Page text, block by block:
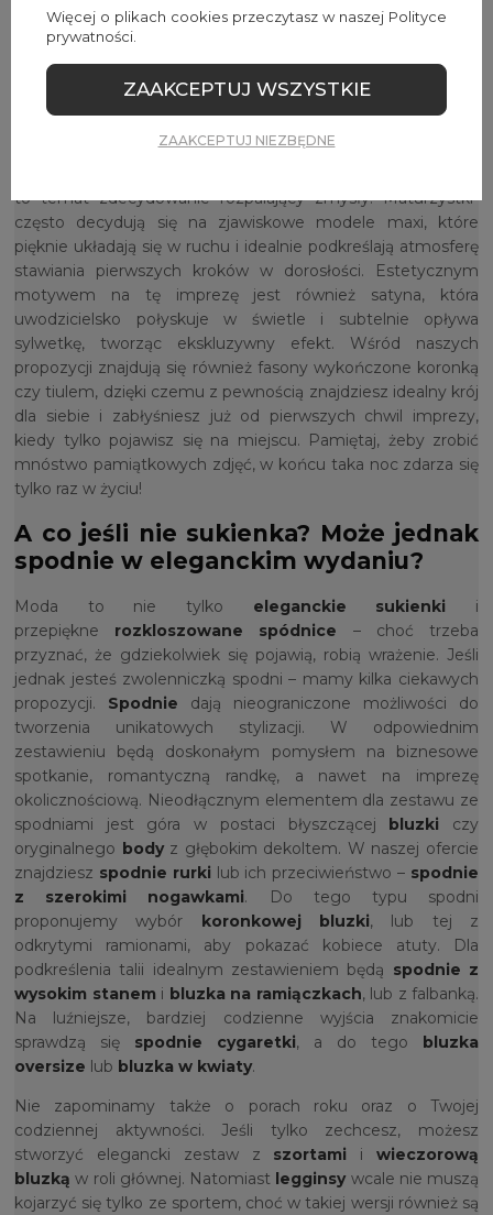
cekinowe modele kuszą zjawiskowym blaskiem i z
pewnością uświetnią tę jedną z najbardziej magicznych nocy
w roku, pełną tańca, szampana i zabawy do rana.
Intuicyjne skojarzenie z pierwszym i najważniejszym balem
niesamowicie wysoki poziom ekscytacji podczas
to temat zdecydowanie rozpalający zmysły. Maturzystki
często decydują się na zjawiskowe modele maxi, które
pięknie układają się w ruchu i idealnie podkreślają atmosferę
stawiania pierwszych kroków w dorosłości. Estetycznym
motywem na tę imprezę jest również satyna, która
uwodzicielsko połyskuje w świetle i subtelnie opływa
sylwetkę, tworząc ekskluzywny efekt. Wśród naszych
propozycji znajdują się również fasony wykończone koronką
czy tiulem, dzięki czemu z pewnością znajdziesz idealny krój
dla siebie i zabłyśniesz już od pierwszych chwil imprezy,
kiedy tylko pojawisz się na miejscu. Pamiętaj, żeby zrobić
mnóstwo pamiątkowych zdjęć, w końcu taka noc zdarza się
tylko raz w życiu!
A co jeśli nie sukienka? Może jednak
spodnie w eleganckim wydaniu?
Moda to nie tylko eleganckie sukienki i
przepiękne rozkloszowane spódnice – choć trzeba
przyznać, że gdziekolwiek się pojawią, robią wrażenie. Jeśli
jednak jesteś zwolenniczką spodni – mamy kilka ciekawych
propozycji. Spodnie dają nieograniczone możliwości do
tworzenia unikatowych stylizacji. W odpowiednim
zestawieniu będą doskonałym pomysłem na biznesowe
spotkanie, romantyczną randkę, a nawet na imprezę
okolicznościową. Nieodłącznym elementem dla zestawu ze
spodniami jest góra w postaci błyszczącej bluzki czy
oryginalnego body z głębokim dekoltem. W naszej ofercie
znajdziesz spodnie rurki lub ich przeciwieństwo – spodnie
z szerokimi nogawkami. Do tego typu spodni
proponujemy wybór koronkowej bluzki, lub tej z
odkrytymi ramionami, aby pokazać kobiece atuty. Dla
podkreślenia talii idealnym zestawieniem będą spodnie z
wysokim stanem i bluzka na ramiączkach, lub z falbanką.
Na luźniejsze, bardziej codzienne wyjścia znakomicie
sprawdzą się spodnie cygaretki, a do tego bluzka
oversize lub bluzka w kwiaty.
Nie zapominamy także o porach roku oraz o Twojej
codziennej aktywności. Jeśli tylko zechcesz, możesz
stworzyć elegancki zestaw z szortami i wieczorową
bluzką w roli głównej. Natomiast legginsywcale nie muszą
kojarzyć się tylko ze sportem, choć w takiej wersji również są
Więcej o plikach cookies przeczytasz w naszej Polityce
prywatności.
ZAAKCEPTUJ NIEZBĘDNE
ZAAKCEPTUJ WSZYSTKIE